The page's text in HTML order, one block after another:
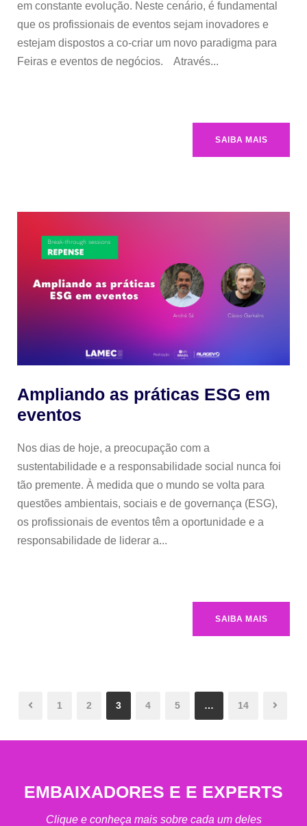
em constante evolução. Neste cenário, é fundamental
que os profissionais de eventos sejam inovadores e
estejam dispostos a co-criar um novo paradigma para
Feiras e eventos de negócios. Através...
SAIBA MAIS
Ampliando as práticas ESG em
eventos
Nos dias de hoje, a preocupação com a
sustentabilidade e a responsabilidade social nunca foi
tão premente. À medida que o mundo se volta para
questões ambientais, sociais e de governança (ESG),
os profissionais de eventos têm a oportunidade e a
responsabilidade de liderar a...
SAIBA MAIS
1 2 3 4 5 … 14
EMBAIXADORES E E EXPERTS
Clique e conheça mais sobre cada um deles